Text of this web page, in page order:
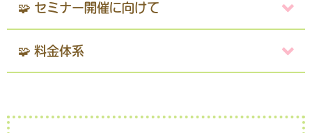
🧩 セミナー開催に向けて
🧩 料金体系